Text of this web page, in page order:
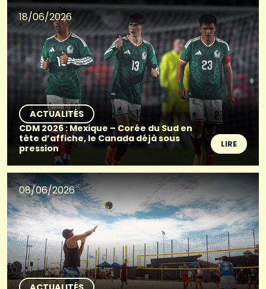
18/06/2026
ACTUALITÉS
CDM 2026 : Mexique – Corée du Sud en
tête d’affiche, le Canada déjà sous
pression
LIRE
08/06/2026